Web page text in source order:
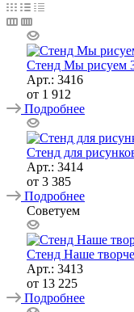
Стенд Мы рисуем
Арт.: 3416
от 1 912
Подробнее
Стенд для
Арт.: 3414
от 3 385
Подробнее
Советуем
Стенд Наше
Арт.: 3413
от 13 225
Подробнее